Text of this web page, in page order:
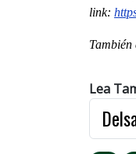
link:
Lea